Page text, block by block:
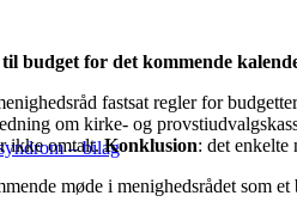
– bilag
budget for det kommende
fastsat regler for
om kirke- og
ikke omtalt.Konklusion: det enkelte
møde i menighedsrådet som